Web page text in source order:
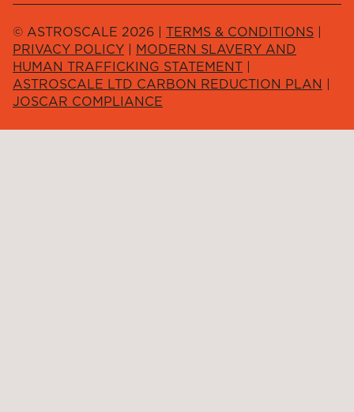
© ASTROSCALE 2026 | TERMS & CONDITIONS |
PRIVACY POLICY | MODERN SLAVERY AND
HUMAN TRAFFICKING STATEMENT |
ASTROSCALE LTD CARBON REDUCTION PLAN |
JOSCAR COMPLIANCE